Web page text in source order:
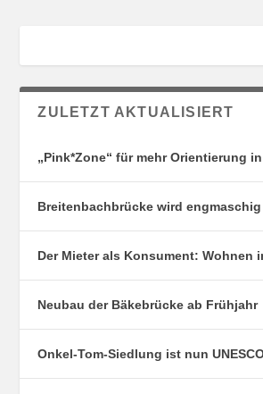
ZULETZT AKTUALISIERT
„Pink*Zone“ für mehr Orientierung
Breitenbachbrücke wird
Der Mieter als Konsument: Wohnen
Neubau der Bäkebrücke ab Frühjahr
Onkel-Tom-Siedlung ist nun